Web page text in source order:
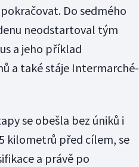
Do sedmého
neodstartoval tým
a jeho příklad
a také stáje Intermarché-
se obešla bez úniků i
kilometrů před cílem, se
a právě po